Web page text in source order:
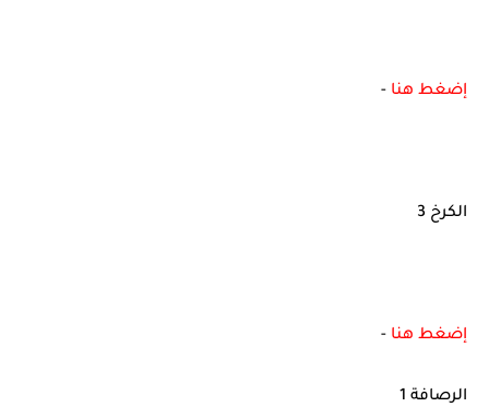
إضغط هنا -
الكرخ 3
إضغط هنا -
الرصافة 1